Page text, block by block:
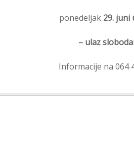
ponedeljak 29. juni
– ulaz
Informacije na 064